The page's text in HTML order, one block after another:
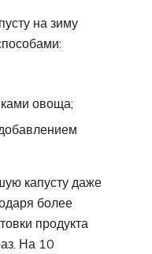
на зиму
овоща;
капусту даже
более
продукта
На 10